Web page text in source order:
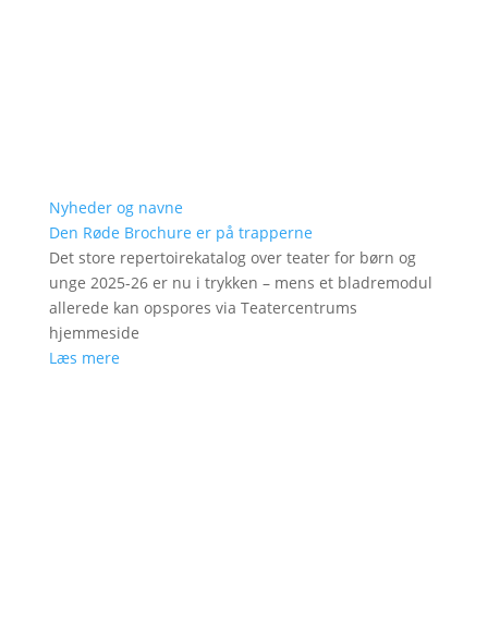
Nyheder og navne
Den Røde Brochure er på trapperne
Det store repertoirekatalog over teater for børn og
unge 2025-26 er nu i trykken – mens et bladremodul
allerede kan opspores via Teatercentrums
hjemmeside
Læs mere